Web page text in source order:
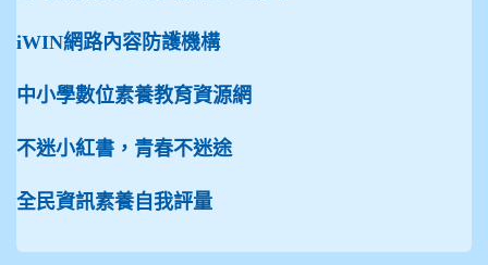
iWIN網路內容防護機構
中小學數位素養教育資源網
不迷小紅書，青春不迷途
全民資訊素養自我評量